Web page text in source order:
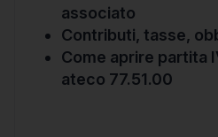
associato
Contributi, tasse,
Come aprire partita
ateco 77.51.00